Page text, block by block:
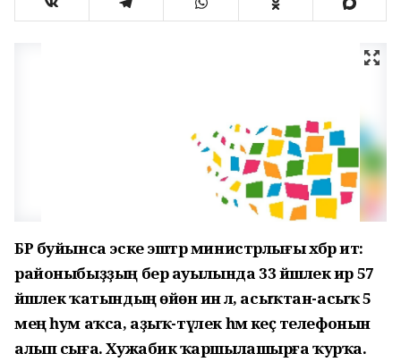
БР буйынса эске эштәр министрлығы хәбәр итә:
районыбыҙҙың бер ауылында 33 йәшлек ир 57
йәшлек ҡатындың өйөнә инә лә, асыҡтан-асыҡ 5
мең һум аҡса, аҙыҡ-түлек һәм кеҫә телефонын
алып сыға. Хужабикә ҡаршылашырға ҡурҡа.